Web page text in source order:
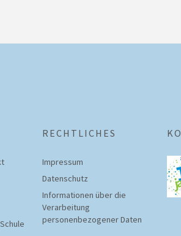
RECHTLICHES
Impressum
Datenschutz­
Informationen über die
Verarbeitung
personenbezogener Daten